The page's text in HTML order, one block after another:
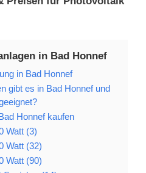
in Bad Honnef
in Bad Honnef
gibt es in Bad Honnef und
Honnef kaufen
Watt (3)
Watt (32)
Watt (90)